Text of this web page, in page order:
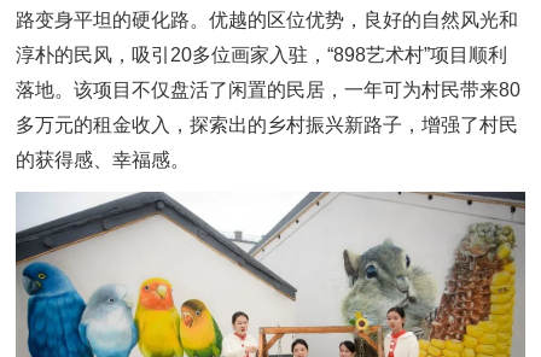
路变身平坦的硬化路。优越的区位优势，良好的自然风光和
淳朴的民风，吸引20多位画家入驻，“898艺术村”项目顺利
落地。该项目不仅盘活了闲置的民居，一年可为村民带来80
多万元的租金收入，探索出的乡村振兴新路子，增强了村民
的获得感、幸福感。